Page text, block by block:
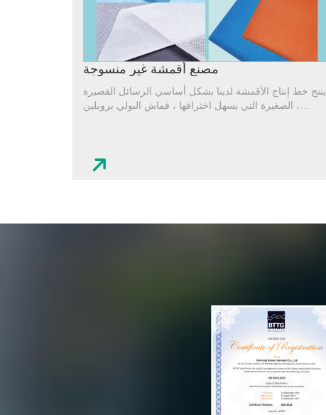
مصنع أقمشة غير منسوجة
ينتج خط إنتاج الأقمشة لدينا بشكل أساسي الرسائل القصيرة
، الصغيرة التي يسهل اختراقها ، قماش البولي بروبلين